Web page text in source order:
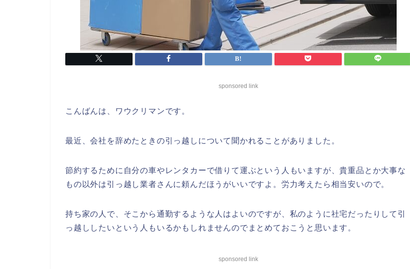
sponsored link
こんばんは、ワウクリマンです。
最近、会社を辞めたときの引っ越しについて聞かれることがありました。
節約するために自分の車やレンタカーで借りて運ぶという人もいますが、貴重品とか大事な
もの以外は引っ越し業者さんに頼んだほうがいいですよ。労力考えたら相当安いので。
持ち家の人で、そこから通勤するような人はよいのですが、私のように社宅だったりして引
っ越ししたいという人もいるかもしれませんのでまとめておこうと思います。
sponsored link